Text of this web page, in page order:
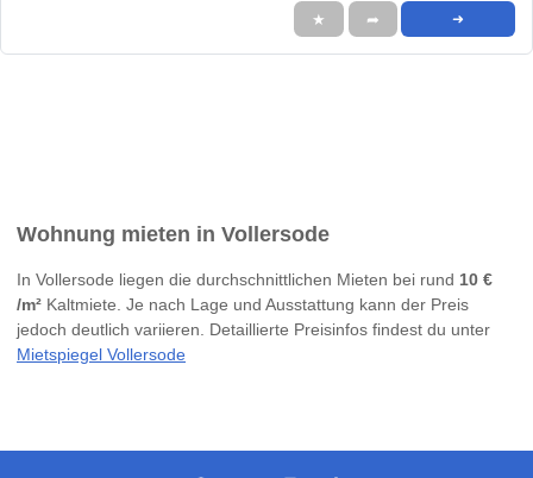
★ ➦ ➜
Wohnung mieten in Vollersode
In Vollersode liegen die durchschnittlichen Mieten bei rund 10 €
/m² Kaltmiete. Je nach Lage und Ausstattung kann der Preis
jedoch deutlich variieren. Detaillierte Preisinfos findest du unter
Mietspiegel Vollersode